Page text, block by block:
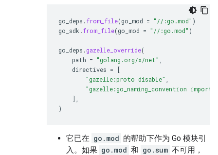
go_deps .from_file(go_mod = "//:go.mod" )
go_sdk .from_file(go_mod = "//:go.mod" )
go_deps .gazelle_override(
path = "golang.org/x/net"
directives =
[
"gazelle:proto disable"
"gazelle:go_naming_convention import"
]
)
它已在 go.mod 的帮助下作为 Go 模块引
入。如果 go.mod 和 go.sum 不可用，